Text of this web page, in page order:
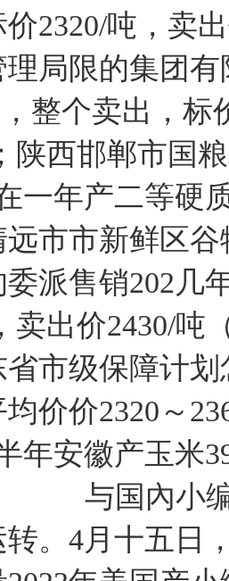
2320/吨，卖
局限的集团
，整个卖出，标
陕西邯郸市国
一年产二等硬
远市市新鲜区
派售销202几
卖出价2430/
市级保障计
价价2320～
年安徽产玉米
与国內小编
转。4月十五